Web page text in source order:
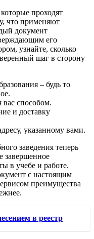
проходят
что применяют
документ
его
узнайте, сколько
шаг в сторону
– будь то
способом.
и доставку
указанному вами.
заведения теперь
завершенное
в учебе и работе.
с настоящим
преимущества
в реестр